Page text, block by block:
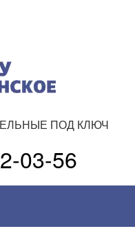
ПОД КЛЮЧ
03-56